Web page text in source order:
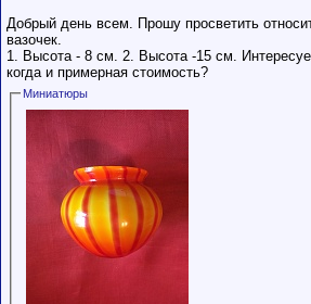
Добрый день всем. Прошу просветить
вазочек.
1. Высота - 8 см. 2. Высота -15 см.
когда и примерная стоимость?
Миниатюры